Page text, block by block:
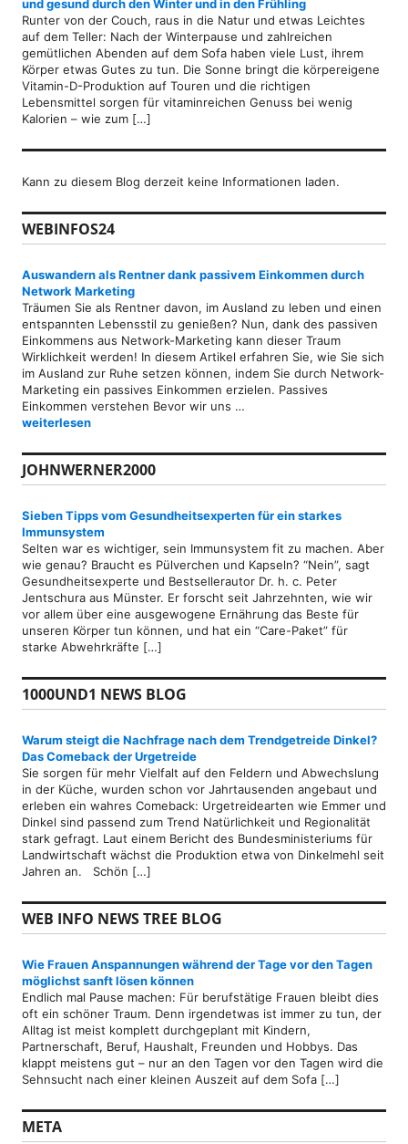
und gesund durch den Winter und in den Frühling
Runter von der Couch, raus in die Natur und etwas Leichtes
auf dem Teller: Nach der Winterpause und zahlreichen
gemütlichen Abenden auf dem Sofa haben viele Lust, ihrem
Körper etwas Gutes zu tun. Die Sonne bringt die körpereigene
Vitamin-D-Produktion auf Touren und die richtigen
Lebensmittel sorgen für vitaminreichen Genuss bei wenig
Kalorien – wie zum […]
Kann zu diesem Blog derzeit keine Informationen laden.
WEBINFOS24
Auswandern als Rentner dank passivem Einkommen durch
Network Marketing
Träumen Sie als Rentner davon, im Ausland zu leben und einen
entspannten Lebensstil zu genießen? Nun, dank des passiven
Einkommens aus Network-Marketing kann dieser Traum
Wirklichkeit werden! In diesem Artikel erfahren Sie, wie Sie sich
im Ausland zur Ruhe setzen können, indem Sie durch Network-
Marketing ein passives Einkommen erzielen. Passives
Einkommen verstehen Bevor wir uns …
Auswandern als Rentner dank passivem Einkommen durch
weiterlesen
JOHNWERNER2000
Sieben Tipps vom Gesundheitsexperten für ein starkes
Immunsystem
Selten war es wichtiger, sein Immunsystem fit zu machen. Aber
wie genau? Braucht es Pülverchen und Kapseln? “Nein”, sagt
Gesundheitsexperte und Bestsellerautor Dr. h. c. Peter
Jentschura aus Münster. Er forscht seit Jahrzehnten, wie wir
vor allem über eine ausgewogene Ernährung das Beste für
unseren Körper tun können, und hat ein “Care-Paket” für
starke Abwehrkräfte […]
1000UND1 NEWS BLOG
Warum steigt die Nachfrage nach dem Trendgetreide Dinkel?
Das Comeback der Urgetreide
Sie sorgen für mehr Vielfalt auf den Feldern und Abwechslung
in der Küche, wurden schon vor Jahrtausenden angebaut und
erleben ein wahres Comeback: Urgetreidearten wie Emmer und
Dinkel sind passend zum Trend Natürlichkeit und Regionalität
stark gefragt. Laut einem Bericht des Bundesministeriums für
Landwirtschaft wächst die Produktion etwa von Dinkelmehl seit
Jahren an. Schön […]
WEB INFO NEWS TREE BLOG
Wie Frauen Anspannungen während der Tage vor den Tagen
möglichst sanft lösen können
Endlich mal Pause machen: Für berufstätige Frauen bleibt dies
oft ein schöner Traum. Denn irgendetwas ist immer zu tun, der
Alltag ist meist komplett durchgeplant mit Kindern,
Partnerschaft, Beruf, Haushalt, Freunden und Hobbys. Das
klappt meistens gut – nur an den Tagen vor den Tagen wird die
Sehnsucht nach einer kleinen Auszeit auf dem Sofa […]
META